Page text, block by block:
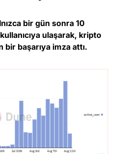
bir gün sonra 10
ulaşarak, kripto
başarıya imza attı.